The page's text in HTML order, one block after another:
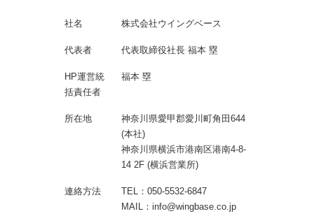
社名 株式会社ウイングベース
代表者 代表取締役社長 福本 塁
HP運営統
括責任者
福本 塁
所在地
神奈川県愛甲郡愛川町角田644
(本社)
神奈川県横浜市港南区港南4-8-
14 2F (横浜営業所)
連絡方法
TEL：050-5532-6847
MAIL：info@wingbase.co.jp